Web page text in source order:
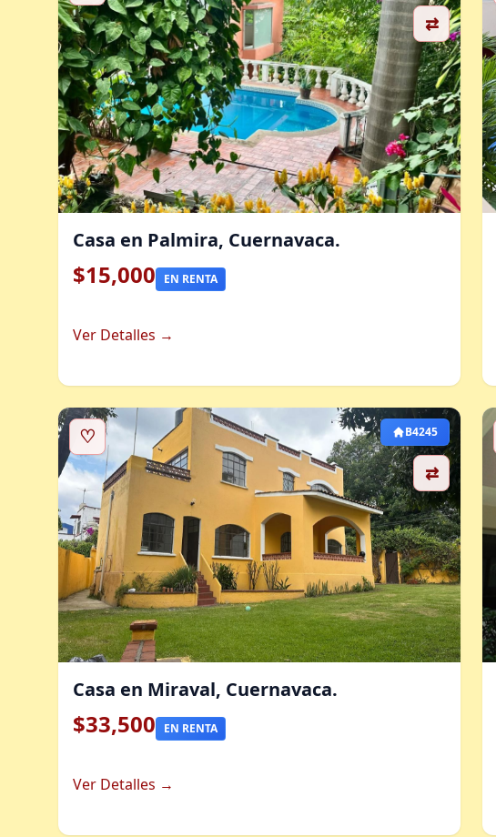
⇄
Casa en Palmira, Cuernavaca.
$15,000 EN RENTA
Ver Detalles →
♡
⇄
B4245
Casa en Miraval, Cuernavaca.
$33,500 EN RENTA
Ver Detalles →